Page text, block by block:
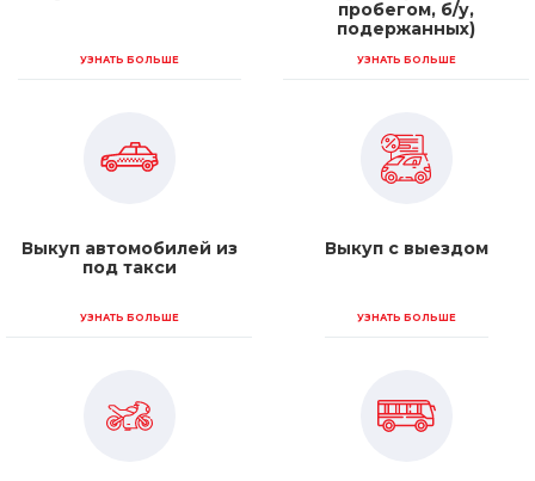
УЗНАТЬ БОЛЬШЕ
пробегом, б/у,
подержанных)
УЗНАТЬ БОЛЬШЕ
Выкуп автомобилей из
под такси
УЗНАТЬ БОЛЬШЕ
Выкуп с выездом
УЗНАТЬ БОЛЬШЕ